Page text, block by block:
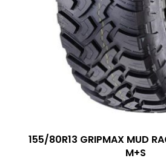
155/80R13 GRIPMAX MUD
M+S